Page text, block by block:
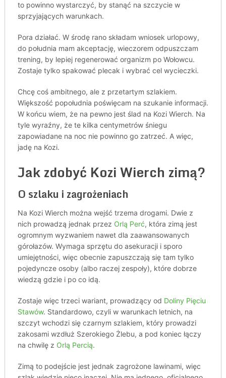
to powinno wystarczyć, by stanąć na szczycie w
sprzyjających warunkach.
Pora działać. W środę rano składam wniosek urlopowy,
do południa mam akceptację, wieczorem odpuszczam
trening, by lepiej regenerować organizm po Wołowcu.
Zostaje tylko spakować plecak i wybrać cel wycieczki.
Chcę coś ambitnego, ale z przetartym szlakiem.
Większość popołudnia poświęcam na szukanie informacji.
W końcu wiem, że na pewno jest ślad na Kozi Wierch. Na
tyle wyraźny, że te kilka centymetrów śniegu
zapowiadane na noc nie powinno go zatrzeć. A więc,
jadę na Kozi.
Jak zdobyć Kozi Wierch zimą?
O szlaku i zagrożeniach
Na Kozi Wierch można wejść trzema drogami. Dwie z
nich prowadzą jednak przez Orlą Perć, która zimą jest
ogromnym wyzwaniem nawet dla zaawansowanych
górołazów. Wymaga sprzętu do asekuracji i sporo
umiejętności, więc obecnie zapuszczają się tam tylko
pojedyncze osoby (albo raczej zespoły), które dobrze
wiedzą gdzie i po co idą.
Zostaje więc trzeci wariant, prowadzący od Doliny Pięciu
Stawów. Standardowo, czyli w warunkach letnich, na
szczyt wchodzi się czarnym szlakiem, który prowadzi
zakosami wzdłuż Szerokiego Żlebu, a pod koniec łączy
na chwilę z Orlą Percią.
Zimą to podejście jest jednak zagrożone lawinami, więc